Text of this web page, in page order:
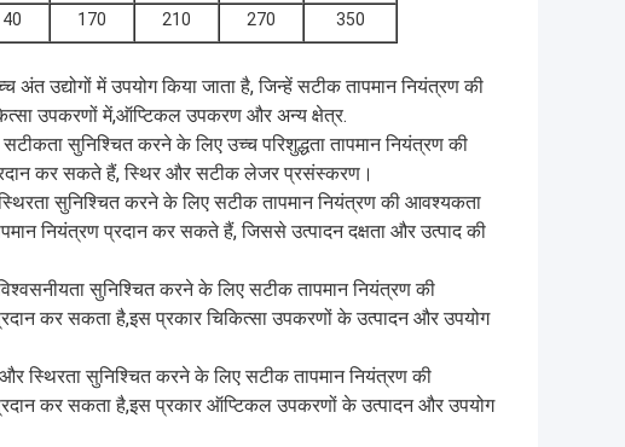
170 210 270 350
उद्योगों में उपयोग किया जाता है, जिन्हें सटीक तापमान नियंत्रण की
उपकरणों में,ऑप्टिकल उपकरण और अन्य क्षेत्र.
सुनिश्चित करने के लिए उच्च परिशुद्धता तापमान नियंत्रण की
कर सकते हैं, स्थिर और सटीक लेजर प्रसंस्करण।
सुनिश्चित करने के लिए सटीक तापमान नियंत्रण की आवश्यकता
नियंत्रण प्रदान कर सकते हैं, जिससे उत्पादन दक्षता और उत्पाद की
सुनिश्चित करने के लिए सटीक तापमान नियंत्रण की
कर सकता है,इस प्रकार चिकित्सा उपकरणों के उत्पादन और उपयोग
सुनिश्चित करने के लिए सटीक तापमान नियंत्रण की
कर सकता है,इस प्रकार ऑप्टिकल उपकरणों के उत्पादन और उपयोग